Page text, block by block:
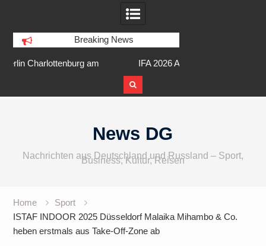
Breaking News
IFA 2026 Audio wird größer,
internationaler und vielfältiger
News DG
Nachrichten aus Deutschland und Russland – Sport,
Business, Kultur, Reisen
Home
Sport
ISTAF INDOOR 2025 Düsseldorf Malaika Mihambo & Co.
heben erstmals aus Take-Off-Zone ab